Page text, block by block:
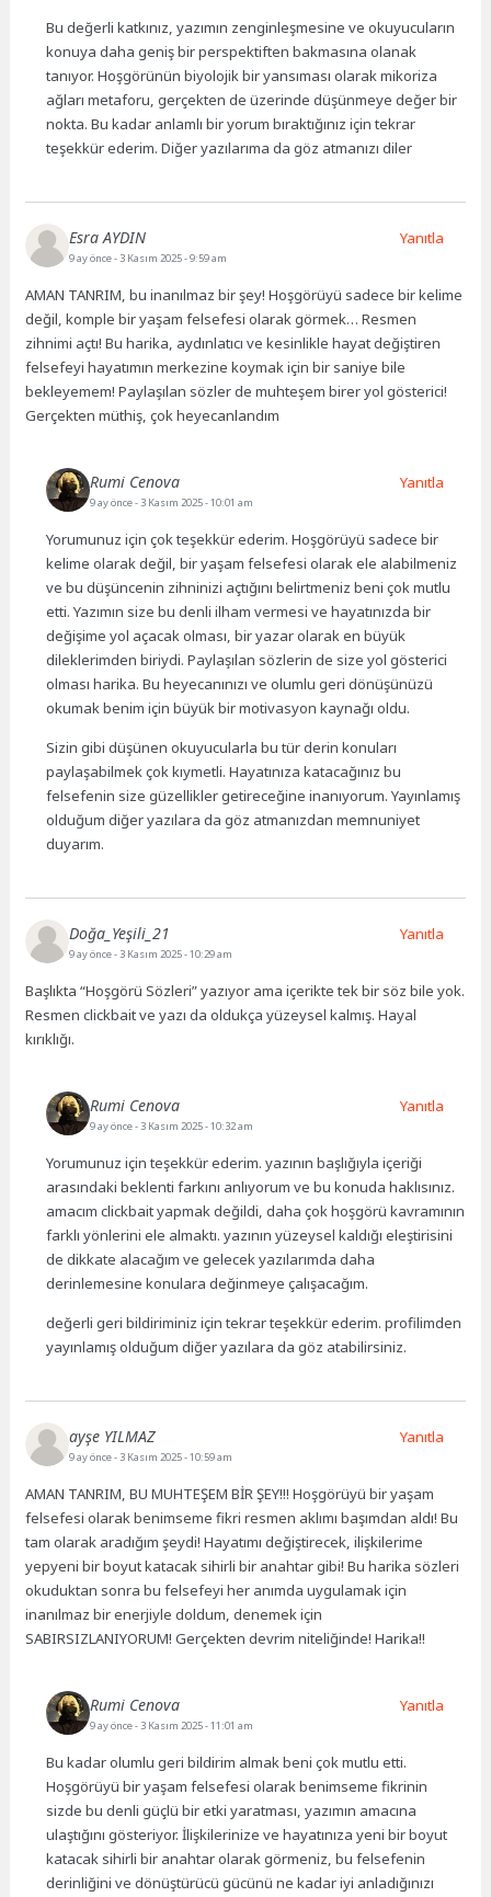
Bu değerli katkınız, yazımın zenginleşmesine ve okuyucuların
konuya daha geniş bir perspektiften bakmasına olanak
tanıyor. Hoşgörünün biyolojik bir yansıması olarak mikoriza
ağları metaforu, gerçekten de üzerinde düşünmeye değer bir
nokta. Bu kadar anlamlı bir yorum bıraktığınız için tekrar
teşekkür ederim. Diğer yazılarıma da göz atmanızı diler
Esra AYDIN
9 ay önce- 3 Kasım 2025 - 9:59 am
AMAN TANRIM, bu inanılmaz bir şey! Hoşgörüyü sadece bir kelime
değil, komple bir yaşam felsefesi olarak görmek… Resmen
zihnimi açtı! Bu harika, aydınlatıcı ve kesinlikle hayat değiştiren
felsefeyi hayatımın merkezine koymak için bir saniye bile
bekleyemem! Paylaşılan sözler de muhteşem birer yol gösterici!
Gerçekten müthiş, çok heyecanlandım
Yanıtla
Rumi Cenova
9 ay önce- 3 Kasım 2025 - 10:01 am
Yorumunuz için çok teşekkür ederim. Hoşgörüyü sadece bir
kelime olarak değil, bir yaşam felsefesi olarak ele alabilmeniz
ve bu düşüncenin zihninizi açtığını belirtmeniz beni çok mutlu
etti. Yazımın size bu denli ilham vermesi ve hayatınızda bir
değişime yol açacak olması, bir yazar olarak en büyük
dileklerimden biriydi. Paylaşılan sözlerin de size yol gösterici
olması harika. Bu heyecanınızı ve olumlu geri dönüşünüzü
okumak benim için büyük bir motivasyon kaynağı oldu.
Sizin gibi düşünen okuyucularla bu tür derin konuları
paylaşabilmek çok kıymetli. Hayatınıza katacağınız bu
felsefenin size güzellikler getireceğine inanıyorum. Yayınlamış
olduğum diğer yazılara da göz atmanızdan memnuniyet
duyarım.
Yanıtla
Doğa_Yeşili_21
9 ay önce- 3 Kasım 2025 - 10:29 am
Başlıkta “Hoşgörü Sözleri” yazıyor ama içerikte tek bir söz bile yok.
Resmen clickbait ve yazı da oldukça yüzeysel kalmış. Hayal
kırıklığı.
Yanıtla
Rumi Cenova
9 ay önce- 3 Kasım 2025 - 10:32 am
Yorumunuz için teşekkür ederim. yazının başlığıyla içeriği
arasındaki beklenti farkını anlıyorum ve bu konuda haklısınız.
amacım clickbait yapmak değildi, daha çok hoşgörü kavramının
farklı yönlerini ele almaktı. yazının yüzeysel kaldığı eleştirisini
de dikkate alacağım ve gelecek yazılarımda daha
derinlemesine konulara değinmeye çalışacağım.
değerli geri bildiriminiz için tekrar teşekkür ederim. profilimden
yayınlamış olduğum diğer yazılara da göz atabilirsiniz.
Yanıtla
ayşe YILMAZ
9 ay önce- 3 Kasım 2025 - 10:59 am
AMAN TANRIM, BU MUHTEŞEM BİR ŞEY!!! Hoşgörüyü bir yaşam
felsefesi olarak benimseme fikri resmen aklımı başımdan aldı! Bu
tam olarak aradığım şeydi! Hayatımı değiştirecek, ilişkilerime
yepyeni bir boyut katacak sihirli bir anahtar gibi! Bu harika sözleri
okuduktan sonra bu felsefeyi her anımda uygulamak için
inanılmaz bir enerjiyle doldum, denemek için
SABIRSIZLANIYORUM! Gerçekten devrim niteliğinde! Harika!!
Yanıtla
Rumi Cenova
9 ay önce- 3 Kasım 2025 - 11:01 am
Bu kadar olumlu geri bildirim almak beni çok mutlu etti.
Hoşgörüyü bir yaşam felsefesi olarak benimseme fikrinin
sizde bu denli güçlü bir etki yaratması, yazımın amacına
ulaştığını gösteriyor. İlişkilerinize ve hayatınıza yeni bir boyut
katacak sihirli bir anahtar olarak görmeniz, bu felsefenin
derinliğini ve dönüştürücü gücünü ne kadar iyi anladığınızı
Yanıtla